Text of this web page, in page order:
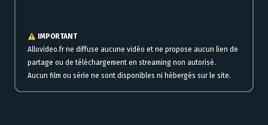
IMPORTANT
Allovideo.fr ne diffuse aucune vidéo et ne propose aucun lien de
partage ou de téléchargement en streaming non autorisé.
Aucun film ou série ne sont disponibles ni hébergés sur le site.